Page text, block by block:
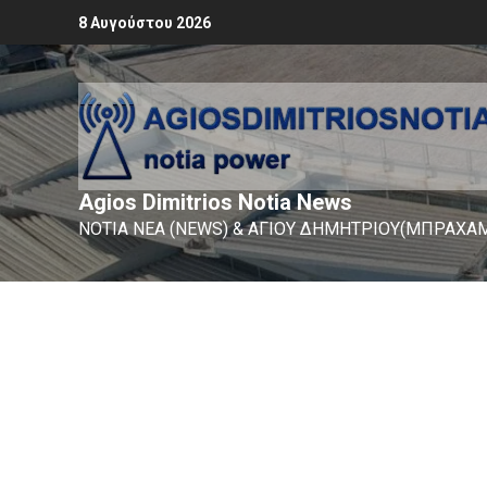
8 Αυγούστου 2026
Agios Dimitrios Notia News
ΝΟΤΙΑ ΝΕΑ (NEWS) & ΑΓΙΟΥ